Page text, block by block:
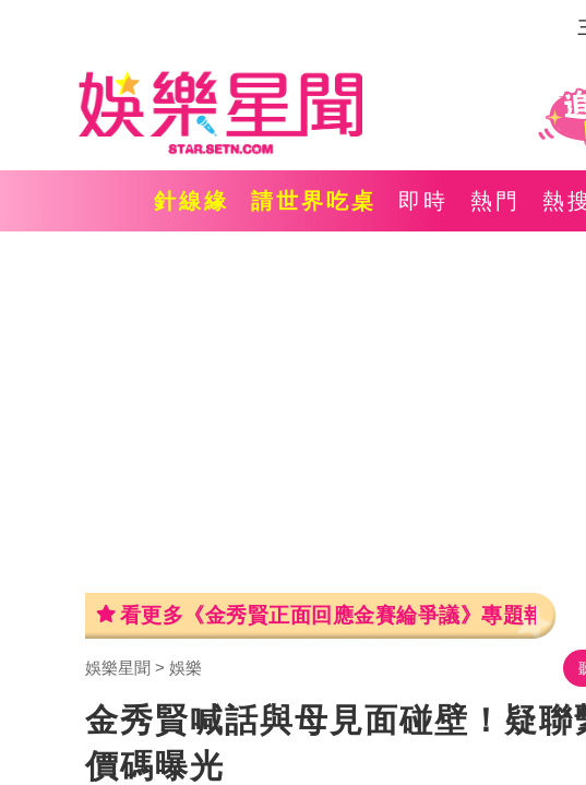
針線緣 請世界吃桌 即時 熱門 熱搜
看更多《金秀賢正面回應金賽綸爭議》專題報導
娛樂星聞 娛樂
金秀賢喊話與母見面碰壁！疑
價碼曝光